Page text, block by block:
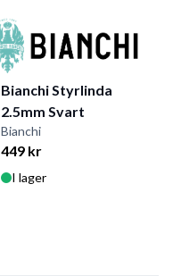
Bianchi Styrlinda
2.5mm Svart
Bianchi
449 kr
I lager